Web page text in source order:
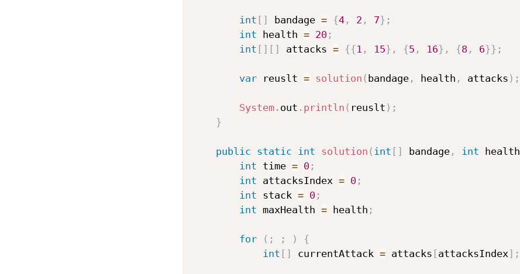
int [ ] bandage = {4 , 2 , 7} ;
int health = 20 ;
int [ ] [ ] attacks = {{1 , 15} , {5 , 16} , {8 , 6}} ;
var reuslt = solution ( bandage , health , attacks ) ;
System . out . println ( reuslt ) ;
}
public static int solution ( int [ ] bandage , int health
int time = 0 ;
int attacksIndex = 0 ;
int stack = 0 ;
int maxHealth = health ;
for ( ; ; )
{
int [ ] currentAttack = attacks [attacksIndex] ;